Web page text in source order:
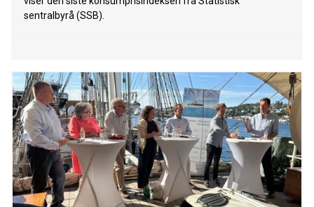
sentralbyrå (SSB).